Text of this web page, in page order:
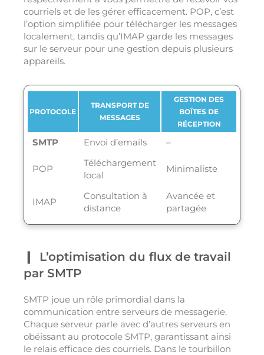
courriels et de les gérer efficacement. POP, c’est
l’option simplifiée pour télécharger les messages
localement, tandis qu’IMAP garde les messages
sur le serveur pour une gestion depuis plusieurs
appareils.
PROTOCOLE
TRANSPORT DE
MESSAGES
GESTION DES
BOÎTES DE
RÉCEPTION
SMTP Envoi d’emails –
POP
Téléchargement
local
Minimaliste
IMAP
Consultation à
distance
Avancée et
partagée
L’optimisation du flux de travail
par SMTP
SMTP joue un rôle primordial dans la
communication entre serveurs de messagerie.
Chaque serveur parle avec d’autres serveurs en
obéissant au protocole SMTP, garantissant ainsi
le relais efficace des courriels. Dans le tourbillon